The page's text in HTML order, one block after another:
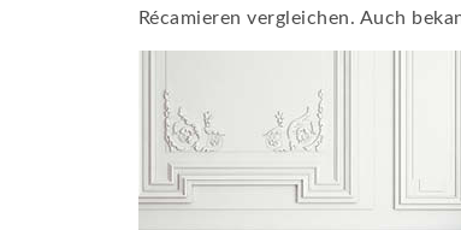
Récamieren vergleichen. Auch